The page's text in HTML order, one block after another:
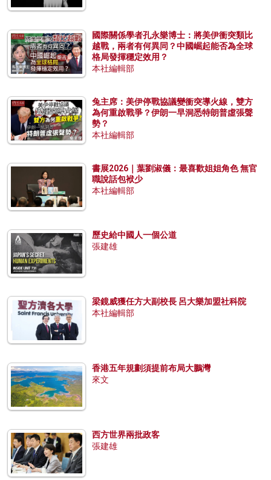
國際關係學者孔永樂博士：將美伊衝突類比
越戰，兩者有何異同？中國崛起能否為全球
格局發揮穩定效用？
本社編輯部
兔主席：美伊停戰協議變衝突導火線，雙方
為何重啟戰爭？伊朗一早洞悉特朗普虛張聲
勢？
本社編輯部
書展2026｜葉劉淑儀：最喜歡姐姐角色 無官
職說話包袱少
本社編輯部
歷史給中國人一個公道
張建雄
梁鏡威獲任方大副校長 呂大樂加盟社科院
本社編輯部
香港五年規劃須提前布局大鵬灣
來文
西方世界兩批政客
張建雄